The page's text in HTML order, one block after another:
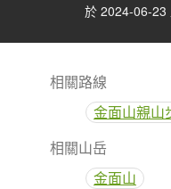
於 2024-06-23
相關路線
金面山親山
相關山岳
金面山